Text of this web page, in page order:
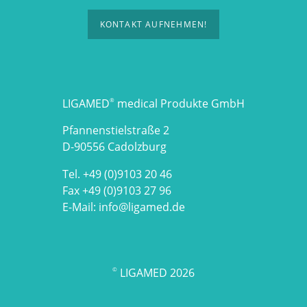
KONTAKT AUFNEHMEN!
LIGAMED®medical Produkte GmbH
Pfannenstielstraße 2
D-90556 Cadolzburg
Tel. +49 (0)9103 20 46
Fax +49 (0)9103 27 96
E-Mail: info@ligamed.de
©LIGAMED 2026